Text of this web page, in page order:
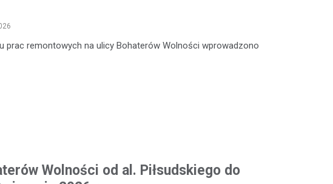
prac remontowych na ulicy Bohaterów Wolności wprowadzono
Wolności od al. Piłsudskiego do